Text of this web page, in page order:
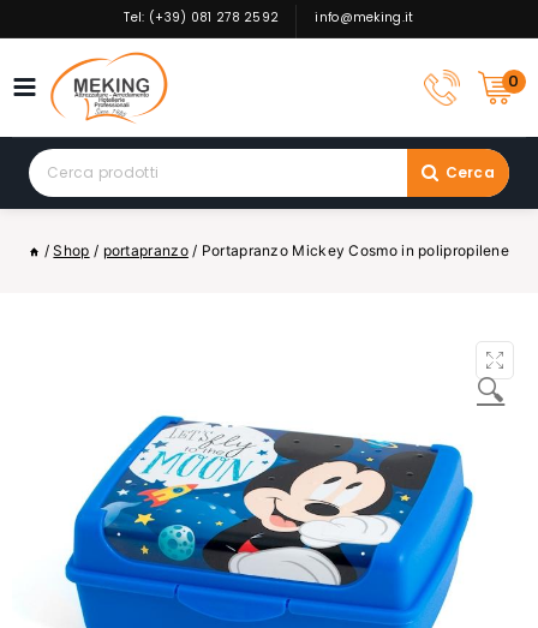
to
Tel: (+39) 081 278 2592 info@meking.it
0
Search
for:
Cerca
/ Shop / portapranzo / Portapranzo Mickey Cosmo in polipropilene
🔍